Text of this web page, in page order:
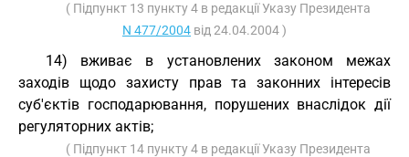
( Підпункт 13 пункту 4 в редакції Указу Президента
N 477/2004 від 24.04.2004 )
14) вживає в установлених законом межах
заходів щодо захисту прав та законних інтересів
суб'єктів господарювання, порушених внаслідок дії
регуляторних актів;
( Підпункт 14 пункту 4 в редакції Указу Президента